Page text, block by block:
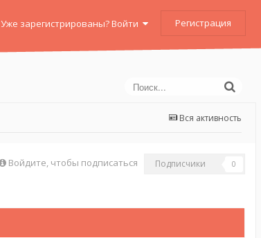
Уже зарегистрированы? Войти Регистрация
Вся активность
Войдите, чтобы подписаться Подписчики 0